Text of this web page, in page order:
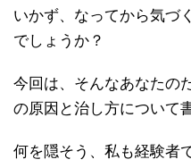
いかず、なってから気づ
でしょうか？
今回は、そんなあなたの
の原因と治し方について
何を隠そう、私も経験者